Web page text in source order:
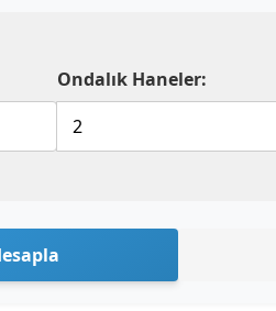
Ondalık Haneler: